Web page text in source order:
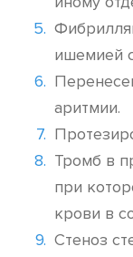
ишемией
аритмии.
Тромб в
при
крови в
Стеноз